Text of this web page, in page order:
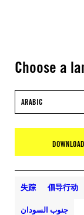
Choose a
ARABIC
失踪 倡导行动
جنوب السودان